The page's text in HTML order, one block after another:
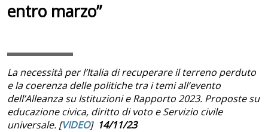
entro marzo”
La necessità per l’Italia di recuperare il terreno perduto
e la coerenza delle politiche tra i temi all’evento
dell’Alleanza su Istituzioni e Rapporto 2023. Proposte su
educazione civica, diritto di voto e Servizio civile
universale. [VIDEO] 14/11/23